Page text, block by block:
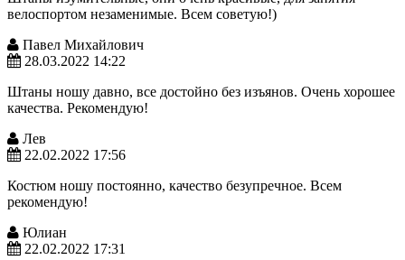
велоспортом незаменимые. Всем советую!)
Павел Михайлович
28.03.2022 14:22
Штаны ношу давно, все достойно без изъянов. Очень хорошее
качества. Рекомендую!
Лев
22.02.2022 17:56
Костюм ношу постоянно, качество безупречное. Всем
рекомендую!
Юлиан
22.02.2022 17:31